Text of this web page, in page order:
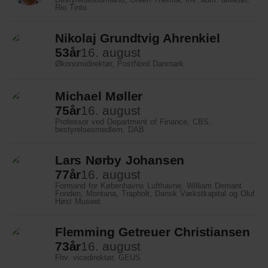
Rio Tinto
Nikolaj Grundtvig Ahrenkiel
53år16. august
Økonomidirektør, PostNord Danmark
Michael Møller
75år16. august
Professor ved Department of Finance, CBS,
bestyrelsesmedlem, DAB
Lars Nørby Johansen
77år16. august
Formand for Københavns Lufthavne, William Demant
Fonden, Montana, Trapholt, Dansk Vækstkapital og Oluf
Høst Museet
Flemming Getreuer Christiansen
73år16. august
Fhv. vicedirektør, GEUS